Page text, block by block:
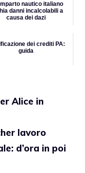
nautico italiano
danni incalcolabili a
causa dei dazi
dei crediti PA:
guida
Alice in
lavoro
d’ora in poi